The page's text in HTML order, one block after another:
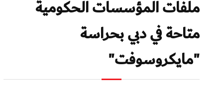
ملفات المؤسسات الحكومية
متاحة في دبي بحراسة
"مايكروسوفت"